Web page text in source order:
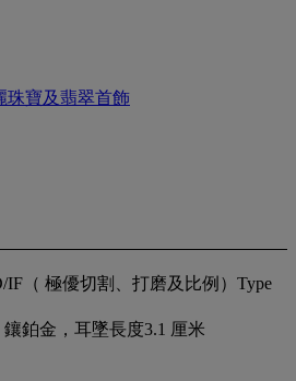
珠寶及翡翠首飾
IF（ 極優切割、打磨及比例）Type
鉑金，耳墜長度3.1 厘米